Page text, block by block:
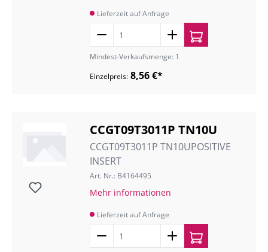
Lieferzeit auf Anfrage
Mindest-Verkaufsmenge: 1
Einzelpreis: 8,56 €*
CCGT09T3011P TN10U
CCGT09T3011P TN10UPOSITIVE
INSERT
Art. Nr.: B4164495
Mehr informationen
Lieferzeit auf Anfrage